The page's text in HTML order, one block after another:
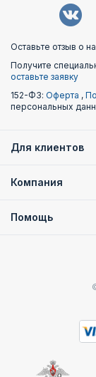
Оставьте отзыв о
Получите
оставьте заявку
152-ФЗ: Оферта ,
персональных
Для клиентов
Компания
Помощь